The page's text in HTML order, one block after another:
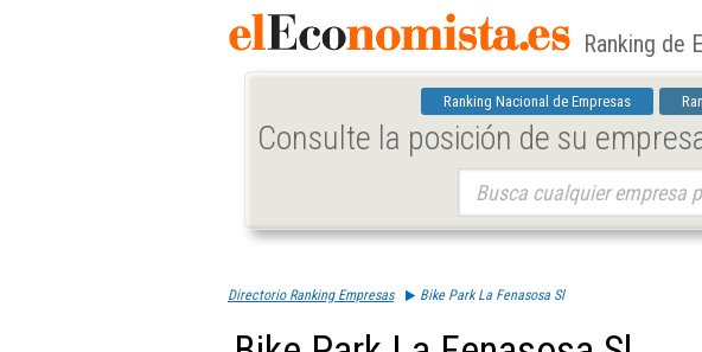
Ranking de
Ranking Nacional de Empresas
Consulte la posición de su
Directorio Ranking Empresas Bike Park La Fenasosa Sl